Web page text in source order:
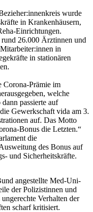
wurde
in Krankenhäusern,
Einrichtungen.
26.000 Ärztinnen und
in
in stationären
Corona-Prämie im
welche
passierte auf
Gewerkschaft vida am 3.
auf. Das Motto
Bonus die Letzten.“
die
des Bonus auf
und Sicherheitskräfte.
angestellte Med-Uni-
der Polizistinnen und
Verhalten der
scharf kritisiert.